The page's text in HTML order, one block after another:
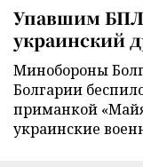
Упавшим
украинский
Минобороны
Болгарии
приманкой
украинские